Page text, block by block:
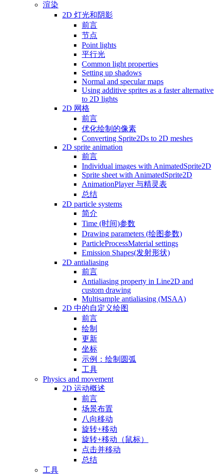
渲染
2D 灯光和阴影
前言
节点
Point lights
平行光
Common light properties
Setting up shadows
Normal and specular maps
Using additive sprites as a faster alternative
to 2D lights
2D 网格
前言
优化绘制的像素
Converting Sprite2Ds to 2D meshes
2D sprite animation
前言
Individual images with AnimatedSprite2D
Sprite sheet with AnimatedSprite2D
AnimationPlayer 与精灵表
总结
2D particle systems
简介
Time (时间)参数
Drawing parameters (绘图参数)
ParticleProcessMaterial settings
Emission Shapes(发射形状)
2D antialiasing
前言
Antialiasing property in Line2D and
custom drawing
Multisample antialiasing (MSAA)
2D 中的自定义绘图
前言
绘制
更新
坐标
示例：绘制圆弧
工具
Physics and movement
2D 运动概述
前言
场景布置
八向移动
旋转+移动
旋转+移动（鼠标）
点击并移动
总结
工具